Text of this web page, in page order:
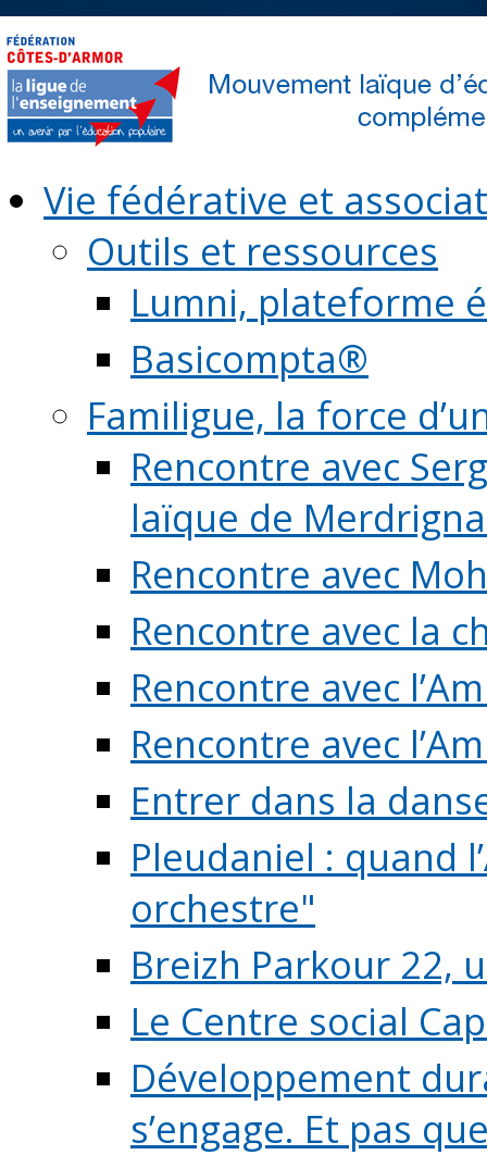
Vie fédérative et
Outils et ressources
Lumni, plateforme
Basicompta®
Familigue, la force
Rencontre avec
laïque de
Rencontre avec
Rencontre avec la
Rencontre avec
Rencontre avec
Entrer dans la
Pleudaniel : quand
orchestre"
Breizh Parkour 22,
Le Centre social
Développement
s’engage. Et pas